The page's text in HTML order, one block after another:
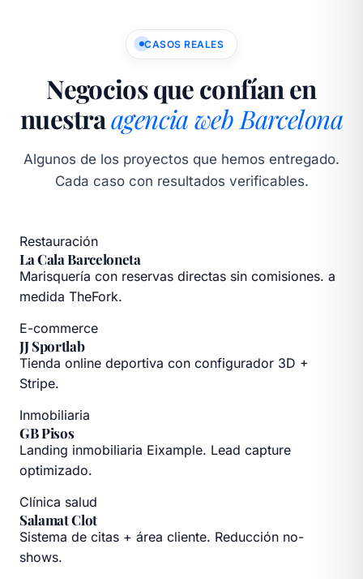
CASOS REALES
Negocios que confían en
nuestraagencia web Barcelona
Algunos de los proyectos que hemos entregado.
Cada caso con resultados verificables.
Restauración
La Cala Barceloneta
Marisquería con reservas directas sin comisiones. a
medida TheFork.
E-commerce
JJ Sportlab
Tienda online deportiva con configurador 3D +
Stripe.
Inmobiliaria
GB Pisos
Landing inmobiliaria Eixample. Lead capture
optimizado.
Clínica salud
Salamat Clot
Sistema de citas + área cliente. Reducción no-
shows.